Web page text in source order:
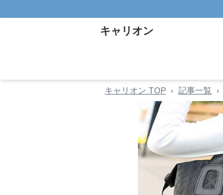
キャリオン
キャリオン TOP › 記事一覧 ›